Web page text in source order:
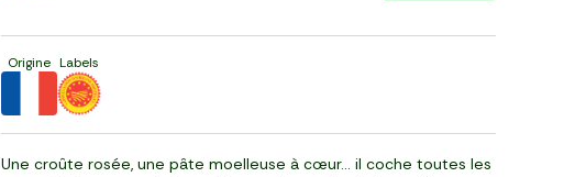
Origine Labels
Une croûte rosée, une pâte moelleuse à cœur… il coche toutes les